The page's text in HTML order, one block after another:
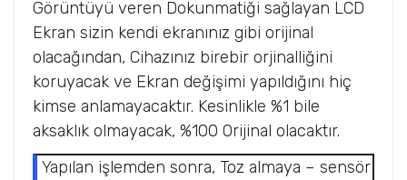
Görüntüyü veren Dokunmatiği sağlayan LCD
Ekran sizin kendi ekranınız gibi orijinal
olacağından, Cihazınız birebir orjinalliğini
koruyacak ve Ekran değişimi yapıldığını hiç
kimse anlamayacaktır. Kesinlikle %1 bile
aksaklık olmayacak, %100 Orijinal olacaktır.
Yapılan işlemden sonra, Toz almaya – sensör